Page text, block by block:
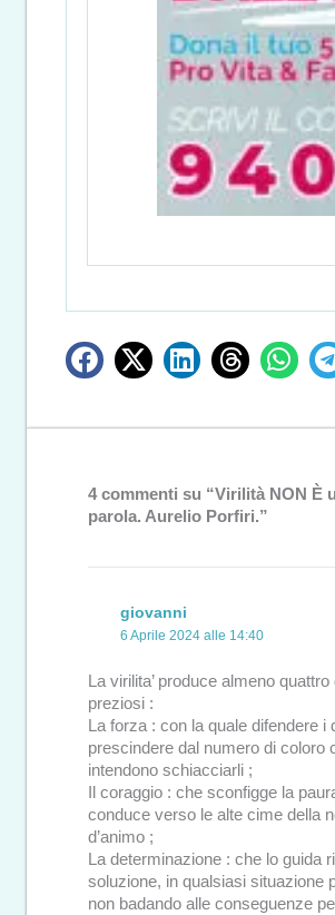
4 commenti su “Virilità NON È
parola. Aurelio Porfiri.”
giovanni
6 Aprile 2024 alle 14:40
La virilita’ produce almeno quattro
preziosi :
La forza : con la quale difendere i
prescindere dal numero di coloro
intendono schiacciarli ;
Il coraggio : che sconfigge la
conduce verso le alte cime della
d’animo ;
La determinazione : che lo guida
soluzione, in qualsiasi situazione
non badando alle conseguenze